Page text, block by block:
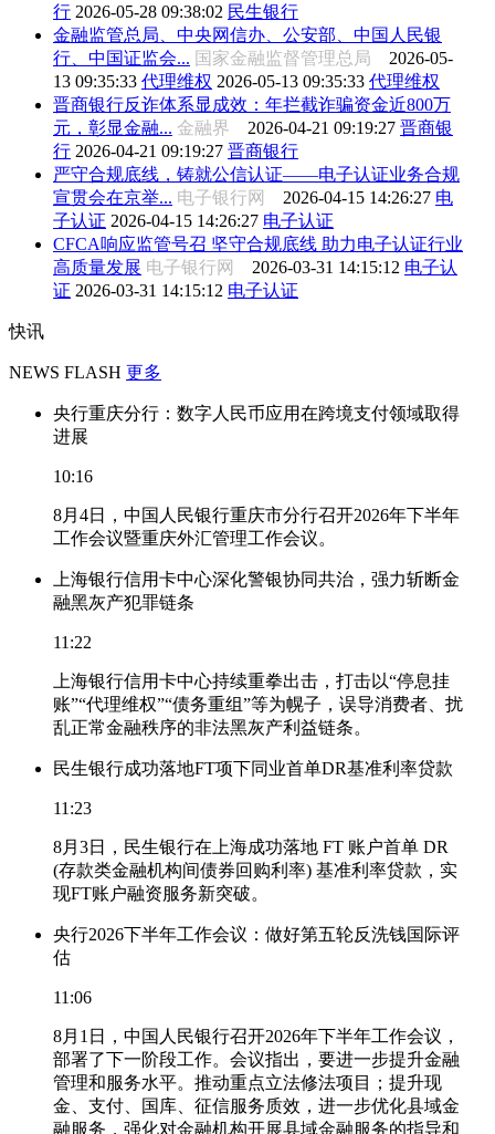
行 2026-05-28 09:38:02 民生银行
金融监管总局、中央网信办、公安部、中国人民银
行、中国证监会... 国家金融监督管理总局 2026-05-
13 09:35:33 代理维权 2026-05-13 09:35:33 代理维权
晋商银行反诈体系显成效：年拦截诈骗资金近800万
元，彰显金融... 金融界 2026-04-21 09:19:27 晋商银
行 2026-04-21 09:19:27 晋商银行
严守合规底线，铸就公信认证——电子认证业务合规
宣贯会在京举... 电子银行网 2026-04-15 14:26:27 电
子认证 2026-04-15 14:26:27 电子认证
CFCA响应监管号召 坚守合规底线 助力电子认证行业
高质量发展 电子银行网 2026-03-31 14:15:12 电子认
证 2026-03-31 14:15:12 电子认证
快讯
NEWS FLASH 更多
央行重庆分行：数字人民币应用在跨境支付领域取得
进展
10:16
8月4日，中国人民银行重庆市分行召开2026年下半年
工作会议暨重庆外汇管理工作会议。
上海银行信用卡中心深化警银协同共治，强力斩断金
融黑灰产犯罪链条
11:22
上海银行信用卡中心持续重拳出击，打击以“停息挂
账”“代理维权”“债务重组”等为幌子，误导消费者、扰
乱正常金融秩序的非法黑灰产利益链条。
民生银行成功落地FT项下同业首单DR基准利率贷款
11:23
8月3日，民生银行在上海成功落地 FT 账户首单 DR
(存款类金融机构间债券回购利率) 基准利率贷款，实
现FT账户融资服务新突破。
央行2026下半年工作会议：做好第五轮反洗钱国际评
估
11:06
8月1日，中国人民银行召开2026年下半年工作会议，
部署了下一阶段工作。会议指出，要进一步提升金融
管理和服务水平。推动重点立法修法项目；提升现
金、支付、国库、征信服务质效，进一步优化县域金
融服务，强化对金融机构开展县域金融服务的指导和